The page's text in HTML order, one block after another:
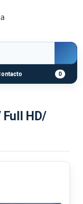
0
Full HD/